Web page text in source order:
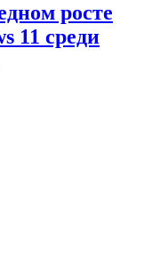
росте
11 среди